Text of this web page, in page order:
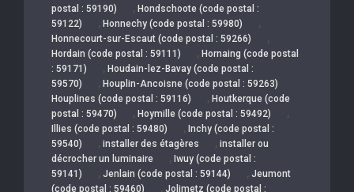
postal : 59190)
, Hondschoote (code postal :
59122)
, Honnechy (code postal : 59980) ,
Honnecourt-sur-Escaut (code postal : 59266) ,
Hordain (code postal : 59111) , Hornaing (code postal
: 59171)
, Houdain-lez-Bavay (code postal :
59570)
, Houplin-Ancoisne (code postal : 59263)
Houplines (code postal : 59116)
, Houtkerque (code
postal : 59470)
, Hoymille (code postal : 59492) ,
Illies (code postal : 59480) , Inchy (code postal :
59540)
, installer des étagères , installer ou
décrocher un luminaire
, Iwuy (code postal :
59141)
, Jenlain (code postal : 59144) , Jeumont
(code postal : 59460)
, Jolimetz (code postal :